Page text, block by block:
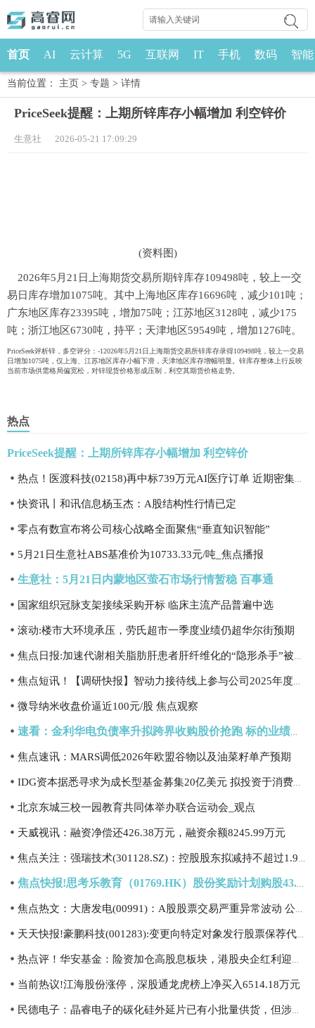
首页 AI 云计算 5G 互联网 IT 手机 数码 智能
当前位置： 主页 > 专题 > 详情
PriceSeek提醒：上期所锌库存小幅增加 利空锌价
生意社 2026-05-21 17:09:29
(资料图)
2026年5月21日上海期货交易所期锌库存109498吨，较上一交
易日库存增加1075吨。其中上海地区库存16696吨，减少101吨；
广东地区库存23395吨，增加75吨；江苏地区3128吨，减少175
吨；浙江地区6730吨，持平；天津地区59549吨，增加1276吨。
PriceSeek评析锌，多空评分：-12026年5月21日上海期货交易所锌库存录得109498吨，较上一交易
日增加1075吨，仅上海、江苏地区库存小幅下滑，天津地区库存增幅明显。锌库存整体上行反映
当前市场供需格局偏宽松，对锌现货价格形成压制，利空其期货价格走势。
热点
PriceSeek提醒：上期所锌库存小幅增加 利空锌价
快资讯丨和讯信息杨玉杰：A股结构性行情已定
零点有数宣布将公司核心战略全面聚焦“垂直知识智能”
5月21日生意社ABS基准价为10733.33元/吨_焦点播报
生意社：5月21日内蒙地区萤石市场行情暂稳 百事通
国家组织冠脉支架接续采购开标 临床主流产品普遍中选
滚动:楼市大环境承压，劳氏超市一季度业绩仍超华尔街预期
微导纳米收盘价逼近100元/股 焦点观察
焦点速讯：MARS调低2026年欧盟谷物以及油菜籽单产预期
北京东城三校一园教育共同体举办联合运动会_观点
天威视讯：融资净偿还426.38万元，融资余额8245.99万元
当前热议!江海股份涨停，深股通龙虎榜上净买入6514.18万元